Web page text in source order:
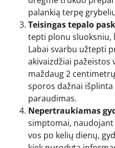
palankią terpę
Teisingas tepalo
tepti plonu sluoksniu,
Labai svarbu užtepti
akivaizdžiai
maždaug 2
sporos dažnai
paraudimas.
Nepertraukiamas
simptomai, naudojant
vos po kelių dienų,